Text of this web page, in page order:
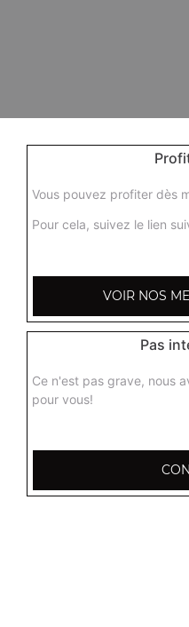
Vous pouvez profiter dès
Pour cela, suivez le lien
VOIR NOS
Pas
Ce n'est pas grave, nous
pour vous!